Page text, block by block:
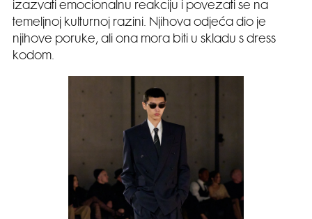
izazvati emocionalnu reakciju i povezati se na
temeljnoj kulturnoj razini. Njihova odjeća dio je
njihove poruke, ali ona mora biti u skladu s dress
kodom.